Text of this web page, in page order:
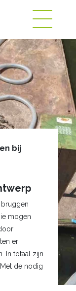
bij
bruggen
mogen
er
In totaal zijn
de nodig